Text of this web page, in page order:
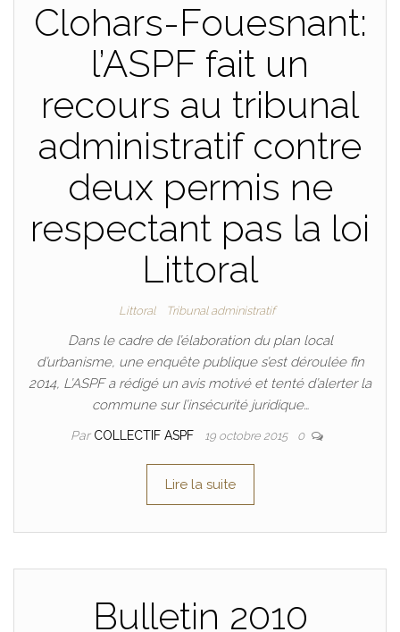
Clohars-Fouesnant:
l’ASPF fait un
recours au tribunal
administratif contre
deux permis ne
respectant pas la loi
Littoral
Littoral Tribunal administratif
Dans le cadre de l’élaboration du plan local
d’urbanisme, une enquête publique s’est déroulée fin
2014, L’ASPF a rédigé un avis motivé et tenté d’alerter la
commune sur l’insécurité juridique…
Par COLLECTIF ASPF 19 octobre 2015 0
Lire la suite
Bulletin 2010